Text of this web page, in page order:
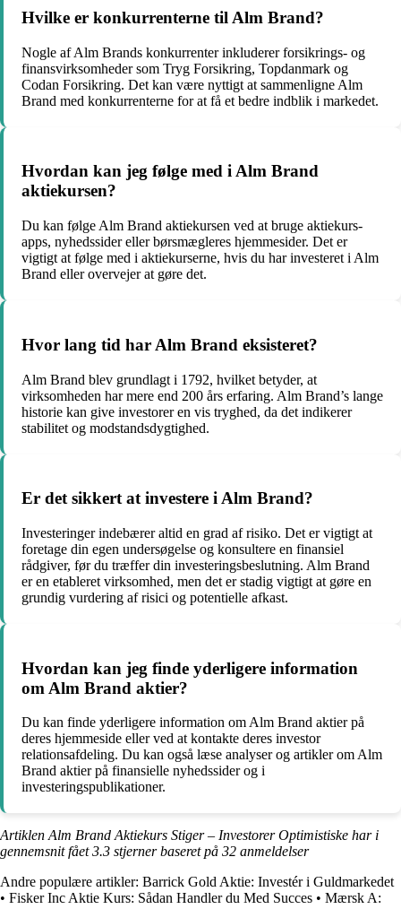
Hvilke er konkurrenterne til Alm Brand?
Nogle af Alm Brands konkurrenter inkluderer forsikrings- og
finansvirksomheder som Tryg Forsikring, Topdanmark og
Codan Forsikring. Det kan være nyttigt at sammenligne Alm
Brand med konkurrenterne for at få et bedre indblik i markedet.
Hvordan kan jeg følge med i Alm Brand
aktiekursen?
Du kan følge Alm Brand aktiekursen ved at bruge aktiekurs-
apps, nyhedssider eller børsmægleres hjemmesider. Det er
vigtigt at følge med i aktiekurserne, hvis du har investeret i Alm
Brand eller overvejer at gøre det.
Hvor lang tid har Alm Brand eksisteret?
Alm Brand blev grundlagt i 1792, hvilket betyder, at
virksomheden har mere end 200 års erfaring. Alm Brand’s lange
historie kan give investorer en vis tryghed, da det indikerer
stabilitet og modstandsdygtighed.
Er det sikkert at investere i Alm Brand?
Investeringer indebærer altid en grad af risiko. Det er vigtigt at
foretage din egen undersøgelse og konsultere en finansiel
rådgiver, før du træffer din investeringsbeslutning. Alm Brand
er en etableret virksomhed, men det er stadig vigtigt at gøre en
grundig vurdering af risici og potentielle afkast.
Hvordan kan jeg finde yderligere information
om Alm Brand aktier?
Du kan finde yderligere information om Alm Brand aktier på
deres hjemmeside eller ved at kontakte deres investor
relationsafdeling. Du kan også læse analyser og artikler om Alm
Brand aktier på finansielle nyhedssider og i
investeringspublikationer.
Artiklen Alm Brand Aktiekurs Stiger – Investorer Optimistiske har i
gennemsnit fået3.3 stjerner baseret på 32 anmeldelser
Andre populære artikler: Barrick Gold Aktie: Investér i Guldmarkedet
• Fisker Inc Aktie Kurs: Sådan Handler du Med Succes • Mærsk A: